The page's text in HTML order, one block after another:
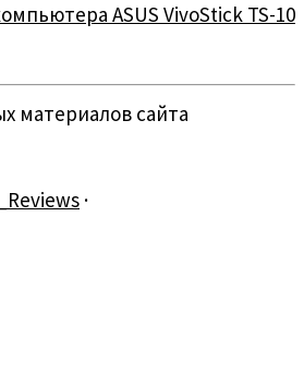
ASUS VivoStick TS-10
материалов сайта
·